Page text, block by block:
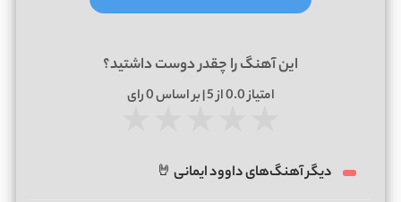
این آهنگ را چقدر دوست داشتید؟
امتیاز0.0از 5 | بر اساس 0رای
دیگر آهنگ‌های داوود ایمانی 🤘